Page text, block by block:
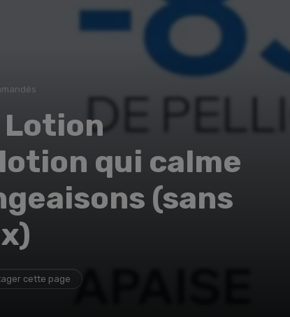
Lotion
qui calme
(sans
cette page